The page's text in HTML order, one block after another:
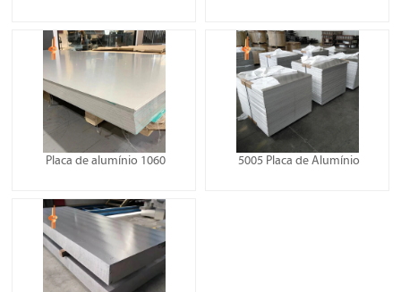
Placa de alumínio 1060 5005 Placa de Alumínio